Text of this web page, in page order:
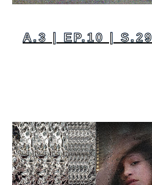
A.3 | EP.10 | S.29